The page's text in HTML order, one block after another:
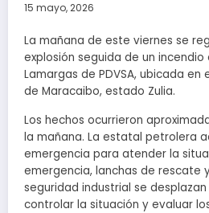
15 mayo, 2026
La mañana de este viernes se
explosión seguida de un
Lamargas de PDVSA, ubicada en
de Maracaibo, estado Zulia.
Los hechos ocurrieron
la mañana. La estatal petrolera
emergencia para atender la
emergencia, lanchas de rescate
seguridad industrial se
controlar la situación y evaluar